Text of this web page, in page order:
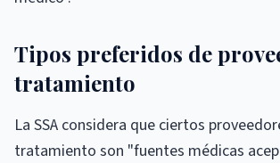
Tipos preferidos de
tratamiento
La SSA considera que ciertos
tratamiento son "fuentes médicas